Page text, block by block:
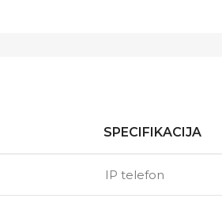
SPECIFIKACIJA
IP telefon